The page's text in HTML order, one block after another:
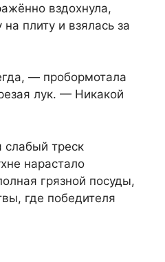
вздохнула,
плиту и взялась за
— пробормотала
лук. — Никакой
слабый треск
нарастало
грязной посуды,
где победителя